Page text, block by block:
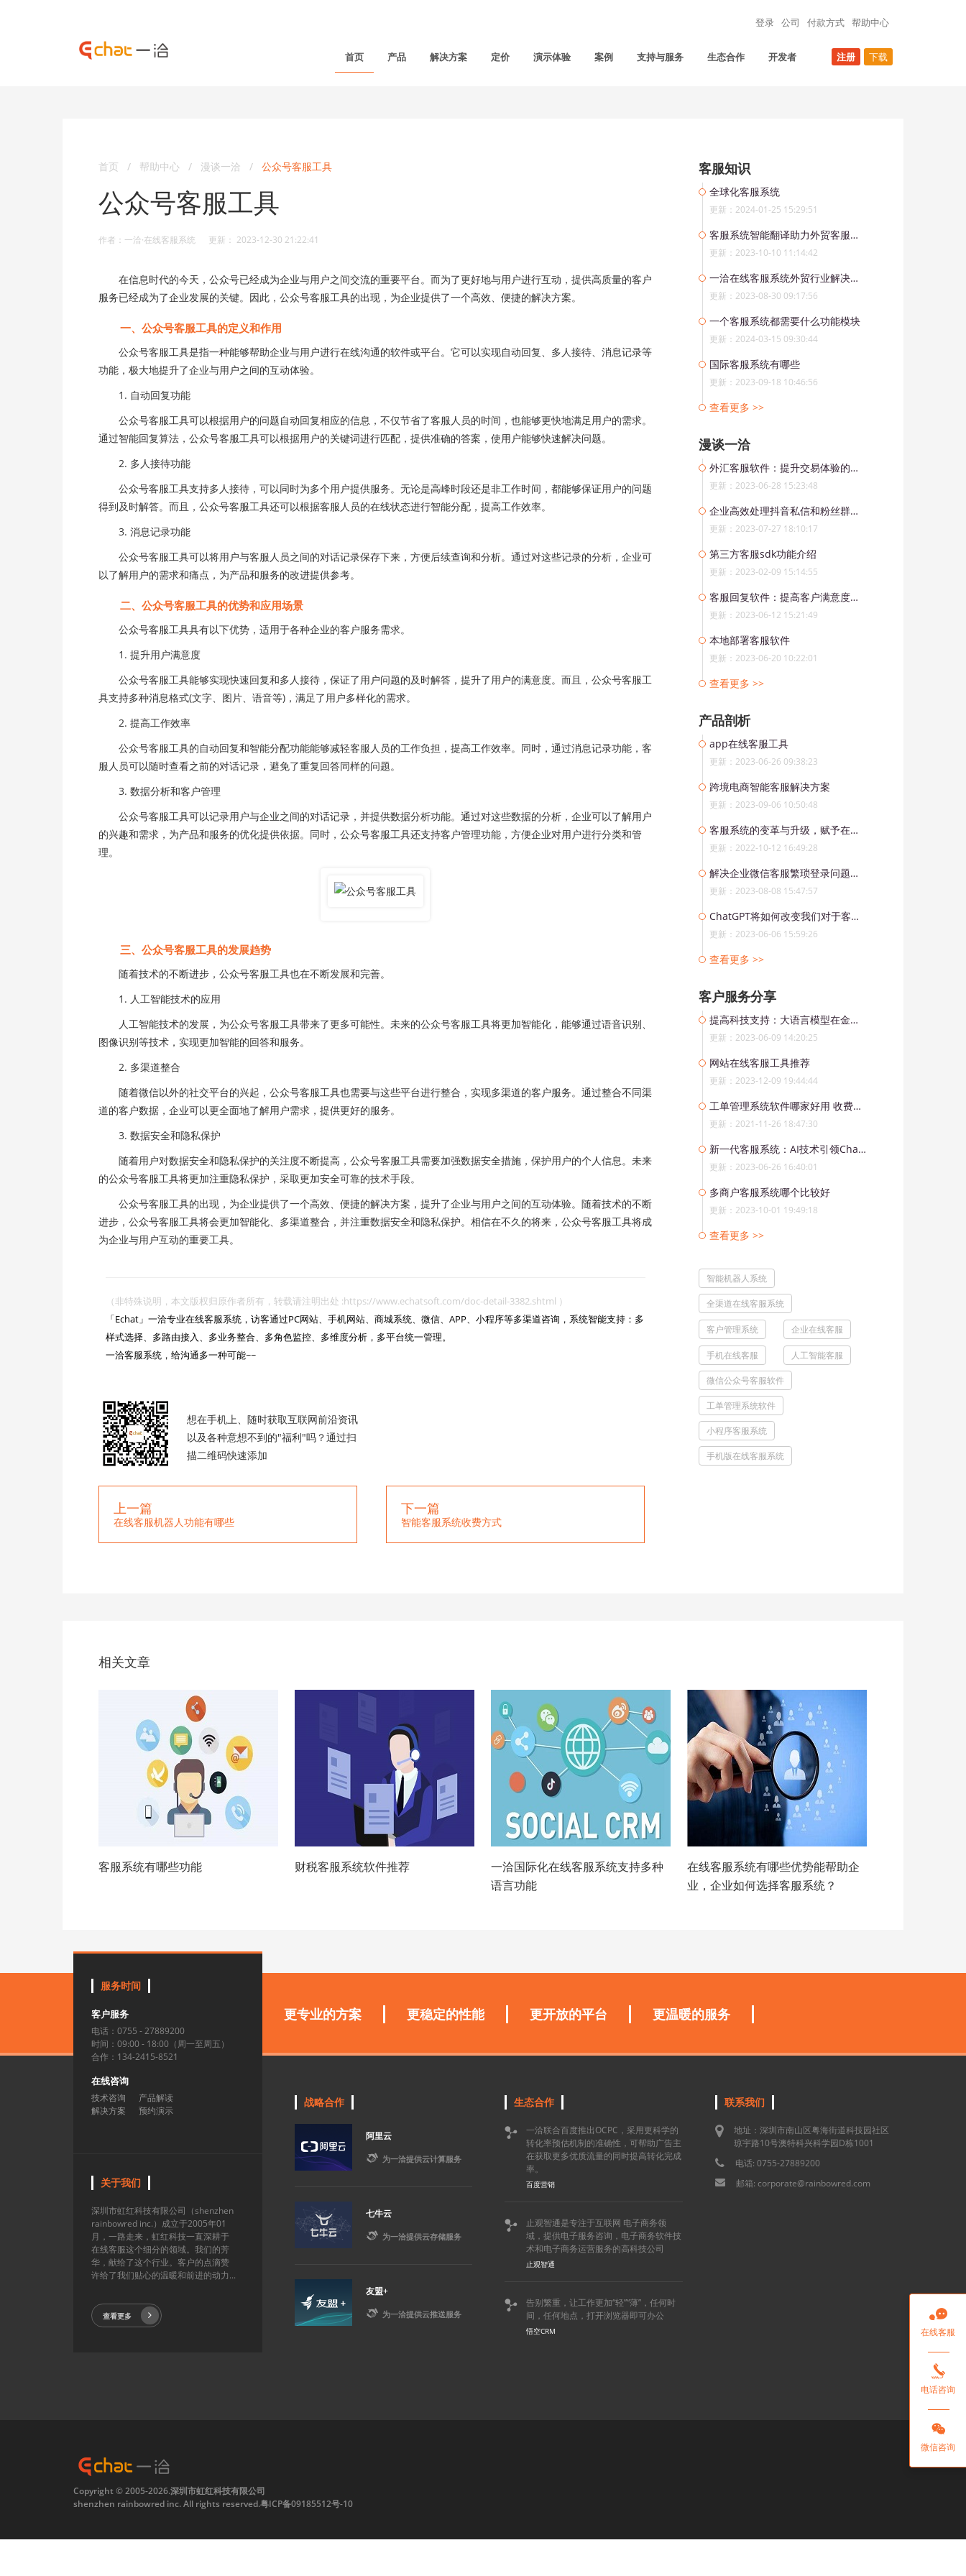
登录 公司 付款方式 帮助中心
首页 产品 解决方案 定价 演示体验 案例 支持与服务 生态合作 开发者 注册 下载
首页 / 帮助中心 / 漫谈一洽 / 公众号客服工具
公众号客服工具
作者：一洽·在线客服系统 更新： 2023-12-30 21:22:41
在信息时代的今天，公众号已经成为企业与用户之间交流的重要平台。而为了更好地与用户进行互动，提供高质量的客户
服务已经成为了企业发展的关键。因此，公众号客服工具的出现，为企业提供了一个高效、便捷的解决方案。
一、公众号客服工具的定义和作用
公众号客服工具是指一种能够帮助企业与用户进行在线沟通的软件或平台。它可以实现自动回复、多人接待、消息记录等
功能，极大地提升了企业与用户之间的互动体验。
1. 自动回复功能
公众号客服工具可以根据用户的问题自动回复相应的信息，不仅节省了客服人员的时间，也能够更快地满足用户的需求。
通过智能回复算法，公众号客服工具可以根据用户的关键词进行匹配，提供准确的答案，使用户能够快速解决问题。
2. 多人接待功能
公众号客服工具支持多人接待，可以同时为多个用户提供服务。无论是高峰时段还是非工作时间，都能够保证用户的问题
得到及时解答。而且，公众号客服工具还可以根据客服人员的在线状态进行智能分配，提高工作效率。
3. 消息记录功能
公众号客服工具可以将用户与客服人员之间的对话记录保存下来，方便后续查询和分析。通过对这些记录的分析，企业可
以了解用户的需求和痛点，为产品和服务的改进提供参考。
二、公众号客服工具的优势和应用场景
公众号客服工具具有以下优势，适用于各种企业的客户服务需求。
1. 提升用户满意度
公众号客服工具能够实现快速回复和多人接待，保证了用户问题的及时解答，提升了用户的满意度。而且，公众号客服工
具支持多种消息格式(文字、图片、语音等)，满足了用户多样化的需求。
2. 提高工作效率
公众号客服工具的自动回复和智能分配功能能够减轻客服人员的工作负担，提高工作效率。同时，通过消息记录功能，客
服人员可以随时查看之前的对话记录，避免了重复回答同样的问题。
3. 数据分析和客户管理
公众号客服工具可以记录用户与企业之间的对话记录，并提供数据分析功能。通过对这些数据的分析，企业可以了解用户
的兴趣和需求，为产品和服务的优化提供依据。同时，公众号客服工具还支持客户管理功能，方便企业对用户进行分类和管
理。
三、公众号客服工具的发展趋势
随着技术的不断进步，公众号客服工具也在不断发展和完善。
1. 人工智能技术的应用
人工智能技术的发展，为公众号客服工具带来了更多可能性。未来的公众号客服工具将更加智能化，能够通过语音识别、
图像识别等技术，实现更加智能的回答和服务。
2. 多渠道整合
随着微信以外的社交平台的兴起，公众号客服工具也需要与这些平台进行整合，实现多渠道的客户服务。通过整合不同渠
道的客户数据，企业可以更全面地了解用户需求，提供更好的服务。
3. 数据安全和隐私保护
随着用户对数据安全和隐私保护的关注度不断提高，公众号客服工具需要加强数据安全措施，保护用户的个人信息。未来
的公众号客服工具将更加注重隐私保护，采取更加安全可靠的技术手段。
公众号客服工具的出现，为企业提供了一个高效、便捷的解决方案，提升了企业与用户之间的互动体验。随着技术的不断
进步，公众号客服工具将会更加智能化、多渠道整合，并注重数据安全和隐私保护。相信在不久的将来，公众号客服工具将成
为企业与用户互动的重要工具。
（非特殊说明，本文版权归原作者所有，转载请注明出处 :https://www.echatsoft.com/doc-detail-3382.shtml ）
「Echat」一洽专业在线客服系统，访客通过PC网站、手机网站、商城系统、微信、APP、小程序等多渠道咨询，系统智能支持：多
样式选择、多路由接入、多业务整合、多角色监控、多维度分析，多平台统一管理。
一洽客服系统，给沟通多一种可能~~
想在手机上、随时获取互联网前沿资讯
以及各种意想不到的"福利"吗？通过扫
描二维码快速添加
上一篇
在线客服机器人功能有哪些
下一篇
智能客服系统收费方式
客服知识
全球化客服系统
更新：2024-01-25 15:29:51
客服系统智能翻译助力外贸客服：突破语言障碍，实现全球化服务
更新：2023-10-10 11:14:42
一洽在线客服系统外贸行业解决方案
更新：2023-08-30 09:17:56
一个客服系统都需要什么功能模块
更新：2024-03-15 09:30:44
国际客服系统有哪些
更新：2023-09-18 10:46:56
查看更多 >>
漫谈一洽
外汇客服软件：提升交易体验的便利工具
更新：2023-06-28 15:23:48
企业高效处理抖音私信和粉丝群消息的解决方案
更新：2023-07-27 18:10:17
第三方客服sdk功能介绍
更新：2023-02-09 15:14:55
客服回复软件：提高客户满意度的必要选择
更新：2023-06-12 15:21:49
本地部署客服软件
更新：2023-06-20 10:22:01
查看更多 >>
产品剖析
app在线客服工具
更新：2023-06-26 09:38:23
跨境电商智能客服解决方案
更新：2023-09-06 10:50:48
客服系统的变革与升级，赋予在线客服新机遇
更新：2022-10-12 16:49:28
解决企业微信客服繁琐登录问题，客服系统提供一站式微信服务
更新：2023-08-08 15:47:57
ChatGPT将如何改变我们对于客服服务的认知
更新：2023-06-06 15:59:26
查看更多 >>
客户服务分享
提高科技支持：大语言模型在金融行业中的应用
更新：2023-06-09 14:20:25
网站在线客服工具推荐
更新：2023-12-09 19:44:44
工单管理系统软件哪家好用 收费价格是多少？
更新：2021-11-26 18:47:30
新一代客服系统：AI技术引领ChatGPT开启人机合一时代
更新：2023-06-26 16:40:01
多商户客服系统哪个比较好
更新：2023-10-01 19:49:18
查看更多 >>
智能机器人系统
全渠道在线客服系统
客户管理系统 企业在线客服
手机在线客服 人工智能客服
微信公众号客服软件
工单管理系统软件
小程序客服系统
手机版在线客服系统
相关文章
客服系统有哪些功能 财税客服系统软件推荐
一洽国际化在线客服系统支持多种
语言功能
在线客服系统有哪些优势能帮助企
业，企业如何选择客服系统？
更专业的方案 更稳定的性能 更开放的平台 更温暖的服务
服务时间
客户服务
电话：0755 - 27889200
时间：09:00 - 18:00（周一至周五）
合作：134-2415-8521
在线咨询
技术咨询
产品解读
解决方案
预约演示
关于我们
深圳市虹红科技有限公司（shenzhen
rainbowred inc.）成立于2005年01
月，一路走来，虹红科技一直深耕于
在线客服这个细分的领域。我们的芳
华，献给了这个行业。客户的点滴赞
许给了我们贴心的温暖和前进的动力...
查看更多
战略合作
阿里云
 为一洽提供云计算服务
七牛云
 为一洽提供云存储服务
友盟+
 为一洽提供云推送服务
生态合作

一洽联合百度推出OCPC，采用更科学的
转化率预估机制的准确性，可帮助广告主
在获取更多优质流量的同时提高转化完成
率。
百度营销

止观智通是专注于互联网 电子商务领
域，提供电子服务咨询，电子商务软件技
术和电子商务运营服务的高科技公司
止观智通

告别繁重，让工作更加“轻”“薄”，任何时
间，任何地点，打开浏览器即可办公
悟空CRM
联系我们
地址：深圳市南山区粤海街道科技园社区
琼宇路10号澳特科兴科学园D栋1001
电话: 0755-27889200
邮箱: corporate@rainbowred.com

在线客服

电话咨询

微信咨询
Copyright © 2005-2026.深圳市虹红科技有限公司
shenzhen rainbowred inc. All rights reserved.粤ICP备09185512号-10